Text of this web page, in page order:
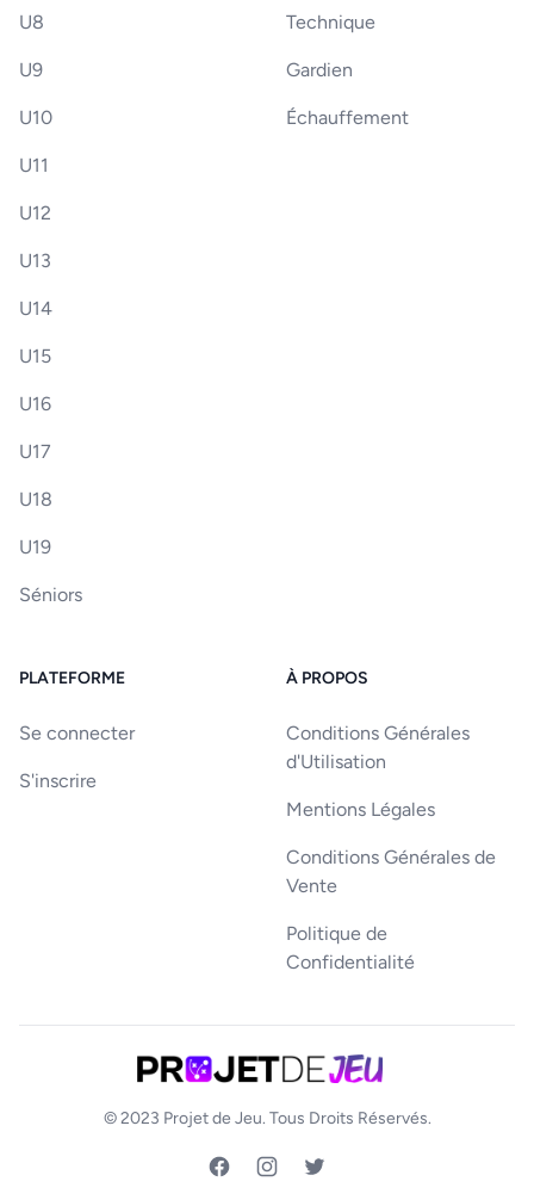
U8
U9
U10
U11
U12
U13
U14
U15
U16
U17
U18
U19
Séniors
Technique
Gardien
Échauffement
PLATEFORME
Se connecter
S'inscrire
À PROPOS
Conditions Générales
d'Utilisation
Mentions Légales
Conditions Générales de
Vente
Politique de
Confidentialité
© 2023 Projet de Jeu. Tous Droits Réservés.